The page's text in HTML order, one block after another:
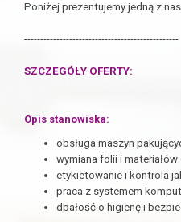
Poniżej prezentujemy jedną z
------------------------------------------------
SZCZEGÓŁY OFERTY:
Opis stanowiska:
obsługa maszyn
wymiana folii i
etykietowanie i kontrola
praca z systemem
dbałość o higienę i